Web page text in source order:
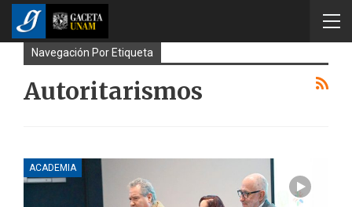
Navegación Por Etiqueta
Autoritarismos
ACADEMIA